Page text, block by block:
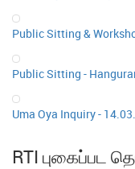
Public Sitting &
Public Sitting -
Uma Oya Inquiry -
RTI புகைப்பட